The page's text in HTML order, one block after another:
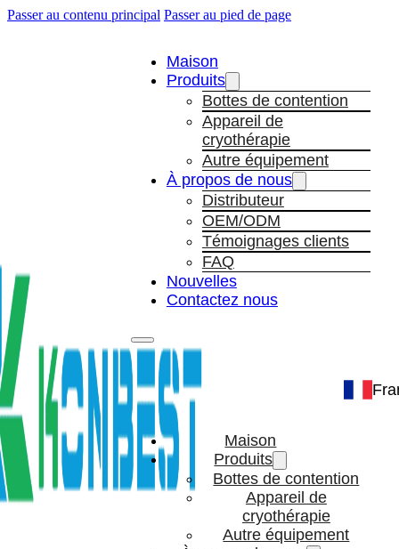
Passer au contenu principal Passer au pied de page
Maison
Produits
Bottes de contention
Appareil de
cryothérapie
Autre équipement
À propos de nous
Distributeur
OEM/ODM
Témoignages clients
FAQ
Nouvelles
Contactez nous
Maison
Produits
Bottes de contention
Appareil de
cryothérapie
Autre équipement